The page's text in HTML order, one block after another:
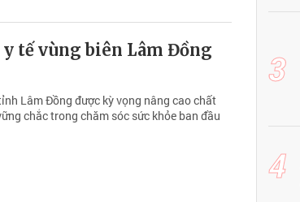
tế vùng biên Lâm Đồng
Lâm Đồng được kỳ vọng nâng cao chất
chắc trong chăm sóc sức khỏe ban đầu
3
4